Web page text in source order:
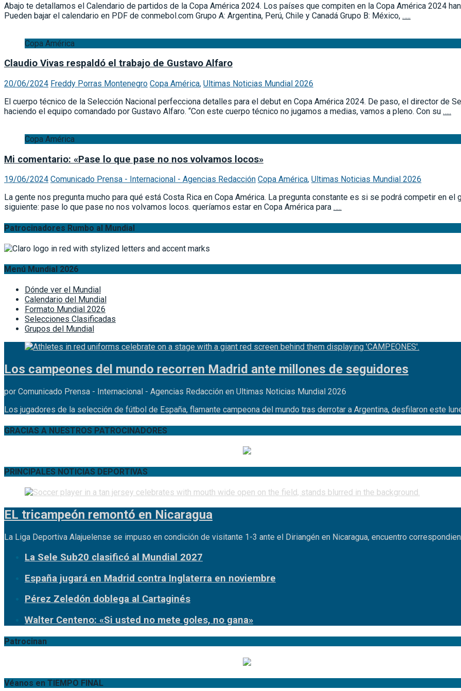
Abajo te detallamos el Calendario de partidos de la Copa América 2024. Los países que compiten en la Copa América 2024
Pueden bajar el calendario en PDF de conmebol.com Grupo A: Argentina, Perú, Chile y Canadá Grupo B: México, …..
Copa América
Claudio Vivas respaldó el trabajo de Gustavo Alfaro
20/06/2024 Freddy Porras Montenegro Copa América, Ultimas Noticias Mundial 2026
El cuerpo técnico de la Selección Nacional perfecciona detalles para el debut en Copa América 2024. De paso, el director de
haciendo el equipo comandado por Gustavo Alfaro. “Con este cuerpo técnico no jugamos a medias, vamos a pleno. Con su …..
Copa América
Mi comentario: «Pase lo que pase no nos volvamos locos»
19/06/2024 Comunicado Prensa - Internacional - Agencias Redacción Copa América, Ultimas Noticias Mundial 2026
La gente nos pregunta mucho para qué está Costa Rica en Copa América. La pregunta constante es si se podrá competir en
siguiente: pase lo que pase no nos volvamos locos. queríamos estar en Copa América para …..
Patrocinadores Rumbo al Mundial
Menú Mundial 2026
Dónde ver el Mundial
Calendario del Mundial
Formato Mundial 2026
Selecciones Clasificadas
Grupos del Mundial
Los campeones del mundo recorren Madrid ante millones de seguidores
por Comunicado Prensa - Internacional - Agencias Redacción en Ultimas Noticias Mundial 2026
Los jugadores de la selección de fútbol de España, flamante campeona del mundo tras derrotar a Argentina, desfilaron este
GRACIAS A NUESTROS PATROCINADORES
PRINCIPALES NOTICIAS DEPORTIVAS
EL tricampeón remontó en Nicaragua
La Liga Deportiva Alajuelense se impuso en condición de visitante 1-3 ante el Diriangén en Nicaragua, encuentro
La Sele Sub20 clasificó al Mundial 2027
España jugará en Madrid contra Inglaterra en noviembre
Pérez Zeledón doblega al Cartaginés
Walter Centeno: «Si usted no mete goles, no gana»
Patrocinan
Véanos en TIEMPO FINAL